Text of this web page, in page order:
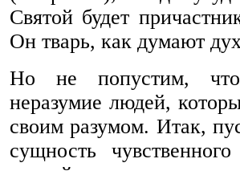
Святой будет
Он тварь, как думают
Но не попустим,
неразумие людей,
своим разумом. Итак,
сущность